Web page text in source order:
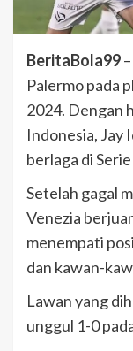
BeritaBola99
Palermo pada
2024. Dengan
Indonesia, Jay
berlaga di
Setelah gagal
Venezia
menempati
dan kawan-
Lawan yang
unggul 1-0